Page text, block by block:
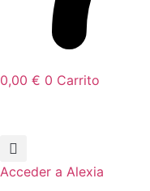
0,00 € 0 Carrito
Acceder a Alexia